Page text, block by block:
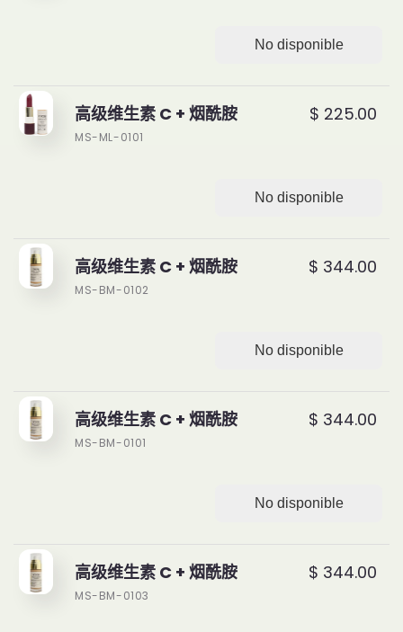
No disponible
高级维生素 C + 烟酰胺 $ 225.00
MS-ML-0101
No disponible
高级维生素 C + 烟酰胺 $ 344.00
MS-BM-0102
No disponible
高级维生素 C + 烟酰胺 $ 344.00
MS-BM-0101
No disponible
高级维生素 C + 烟酰胺 $ 344.00
MS-BM-0103